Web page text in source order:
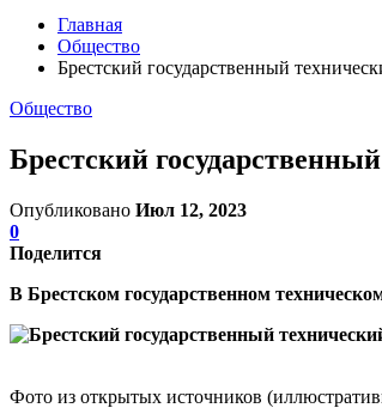
Главная
Общество
Брестский государственный
Общество
Брестский
Опубликовано Июл 12, 2023
0
Поделится
В Брестском государственном
Фото из открытых источников